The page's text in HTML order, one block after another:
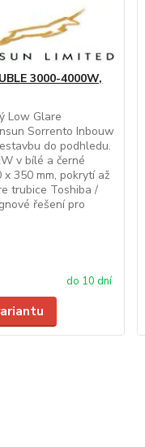
3000-4000W,
Low Glare
Sorrento Inbouw
do podhledu.
v bílé a černé
x 350 mm, pokrytí až
trubice Toshiba /
řešení pro
do 10 dní